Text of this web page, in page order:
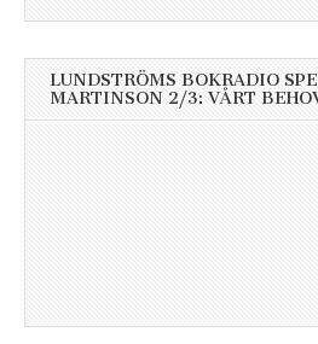
LUNDSTRÖMS BOKRADIO
MARTINSON 2/3: VÅRT